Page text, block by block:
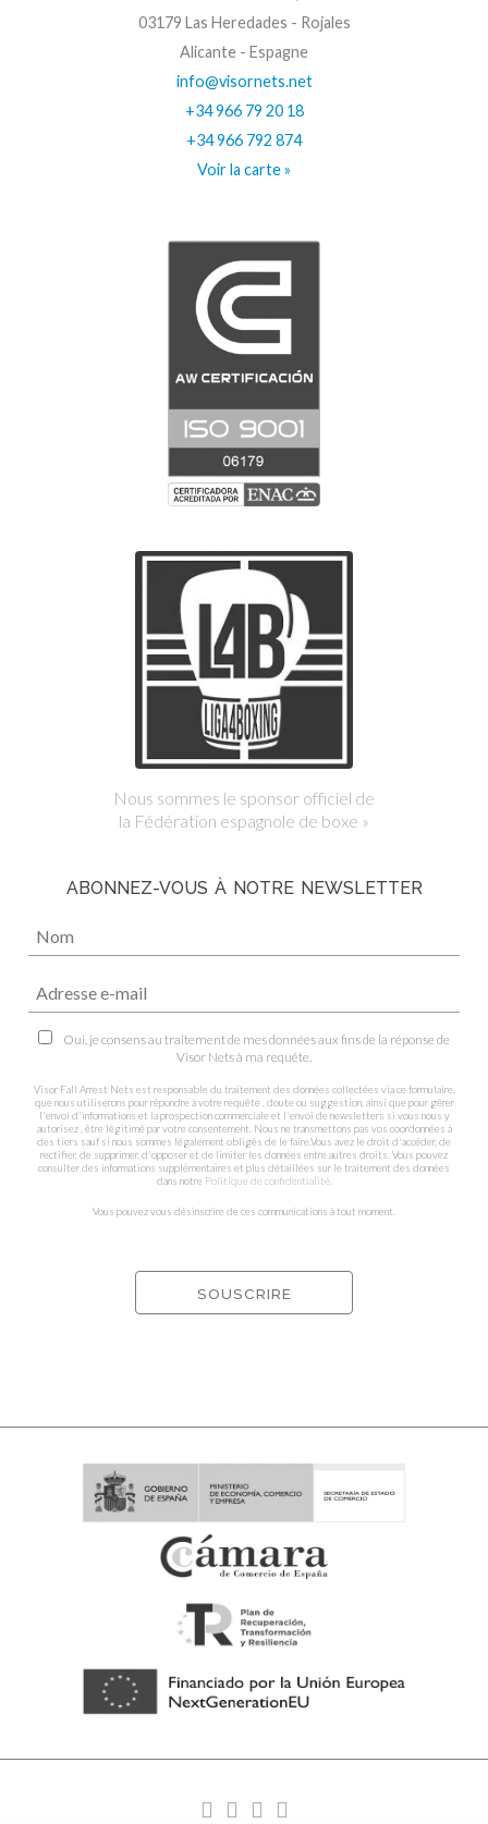
03179 Las Heredades - Rojales
Alicante - Espagne
info@visornets.net
+34 966 79 20 18
+34 966 792 874
Voir la carte »
Nous sommes le sponsor officiel de
la Fédération espagnole de boxe »
ABONNEZ-VOUS À NOTRE NEWSLETTER
Oui, je consens au traitement de mes données aux fins de la réponse de
Visor Nets à ma requête.
Visor Fall Arrest Nets est responsable du traitement des données collectées via ce formulaire,
que nous utiliserons pour répondre à votre requête , doute ou suggestion, ainsi que pour gérer
l'envoi d'informations et la prospection commerciale et l'envoi de newsletters si vous nous y
autorisez , être légitimé par votre consentement. Nous ne transmettons pas vos coordonnées à
des tiers sauf si nous sommes légalement obligés de le faire.Vous avez le droit d'accéder, de
rectifier, de supprimer, d'opposer et de limiter les données entre autres droits. Vous pouvez
consulter des informations supplémentaires et plus détaillées sur le traitement des données
dans notre Politique de confidentialité.
Vous pouvez vous désinscrire de ces communications à tout moment.